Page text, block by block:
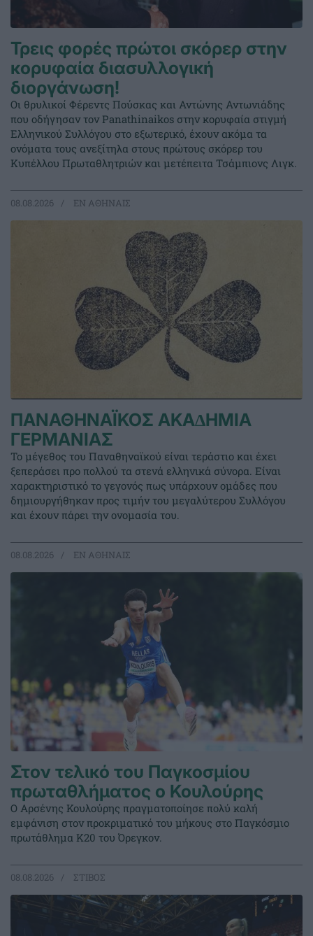
Τρεις φορές πρώτοι σκόρερ στην
κορυφαία διασυλλογική
διοργάνωση!
Οι θρυλικοί Φέρεντς Πούσκας και Αντώνης Αντωνιάδης
που οδήγησαν τον Panathinaikos στην κορυφαία στιγμή
Ελληνικού Συλλόγου στο εξωτερικό, έχουν ακόμα τα
ονόματα τους ανεξίτηλα στους πρώτους σκόρερ του
Κυπέλλου Πρωταθλητριών και μετέπειτα Τσάμπιονς Λιγκ.
08.08.2026 EΝ ΑΘΗΝΑΙΣ
ΠΑΝΑΘΗΝΑΪΚΟΣ ΑΚΑ∆ΗΜΙΑ
ΓΕΡΜΑΝΙΑΣ
Το μέγεθος του Παναθηναϊκού είναι τεράστιο και έχει
ξεπεράσει προ πολλού τα στενά ελληνικά σύνορα. Είναι
χαρακτηριστικό το γεγονός πως υπάρχουν ομάδες που
δημιουργήθηκαν προς τιμήν του μεγαλύτερου Συλλόγου
και έχουν πάρει την ονομασία του.
08.08.2026 EΝ ΑΘΗΝΑΙΣ
Στον τελικό του Παγκοσμίου
πρωταθλήματος ο Κουλούρης
Ο Αρσένης Κουλούρης πραγματοποίησε πολύ καλή
εμφάνιση στον προκριματικό του μήκους στο Παγκόσμιο
πρωτάθλημα Κ20 του Όρεγκον.
08.08.2026 ΣΤΙΒΟΣ